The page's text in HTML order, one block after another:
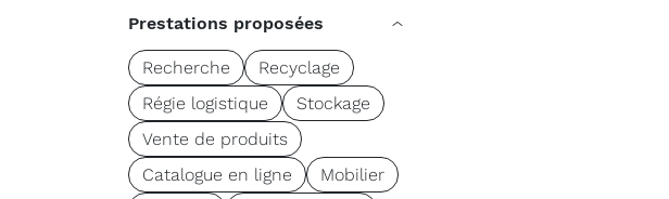
Prestations proposées
Recherche
Recyclage
Régie logistique
Stockage
Vente de produits
Catalogue en ligne
Mobilier